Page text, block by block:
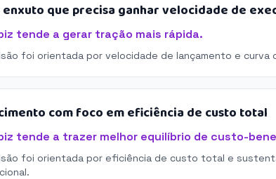
enxuto que precisa ganhar velocidade de
tende a gerar tração mais rápida.
foi orientada por velocidade de lançamento e curva
com foco em eficiência de custo total
tende a trazer melhor equilíbrio de custo-
foi orientada por eficiência de custo total e